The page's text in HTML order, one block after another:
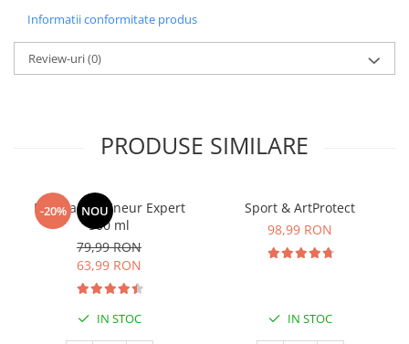
Informatii conformitate produs
Review-uri(0)
PRODUSE SIMILARE
-20% NOU
Manhaē Draineur Expert
500 ml
79,99 RON
63,99 RON
IN STOC
Sport & ArtProtect
98,99 RON
IN STOC